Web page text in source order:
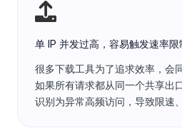
单 IP 并发过高，容易触发速率限
很多下载工具为了追求效率，会
如果所有请求都从同一个共享出
识别为异常高频访问，导致限速